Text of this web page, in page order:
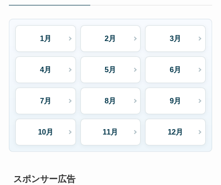
1月 2月 3月
4月 5月 6月
7月 8月 9月
10月 11月 12月
スポンサー広告